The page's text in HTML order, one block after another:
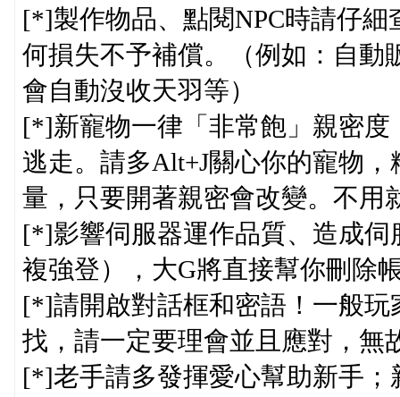
[*]製作物品、點閱NPC時請仔
何損失不予補償。（例如：自動
會自動沒收天羽等）
[*]新寵物一律「非常飽」親密
逃走。請多Alt+J關心你的寵物
量，只要開著親密會改變。不用
[*]影響伺服器運作品質、造成
複強登），大G將直接幫你刪除
[*]請開啟對話框和密語！一般
找，請一定要理會並且應對，無
[*]老手請多發揮愛心幫助新手